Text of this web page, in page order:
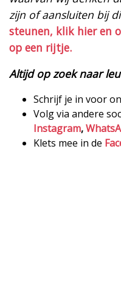
zijn of aansluiten bij
steunen, klik hier en
op een rijtje.
Altijd op zoek naar
Schrijf je in voor
Volg via andere
Instagram,
Klets mee in de